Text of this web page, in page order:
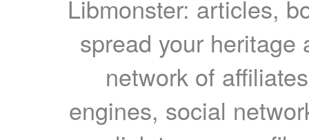
Libmonster: articles,
spread your heritage
network of
engines, social